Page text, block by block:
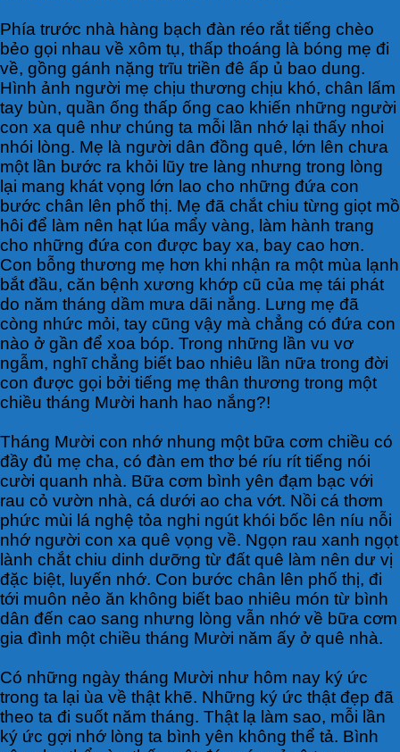
Phía trước nhà hàng bạch đàn réo rắt tiếng chèo
bẻo gọi nhau về xôm tụ, thấp thoáng là bóng mẹ đi
về, gồng gánh nặng trĩu triền đê ấp ủ bao dung.
Hình ảnh người mẹ chịu thương chịu khó, chân lấm
tay bùn, quần ống thấp ống cao khiến những người
con xa quê như chúng ta mỗi lần nhớ lại thấy nhoi
nhói lòng. Mẹ là người dân đồng quê, lớn lên chưa
một lần bước ra khỏi lũy tre làng nhưng trong lòng
lại mang khát vọng lớn lao cho những đứa con
bước chân lên phố thị. Mẹ đã chắt chiu từng giọt mồ
hôi để làm nên hạt lúa mẩy vàng, làm hành trang
cho những đứa con được bay xa, bay cao hơn.
Con bỗng thương mẹ hơn khi nhận ra một mùa lạnh
bắt đầu, căn bệnh xương khớp cũ của mẹ tái phát
do năm tháng dầm mưa dãi nắng. Lưng mẹ đã
còng nhức mỏi, tay cũng vậy mà chẳng có đứa con
nào ở gần để xoa bóp. Trong những lần vu vơ
ngẫm, nghĩ chẳng biết bao nhiêu lần nữa trong đời
con được gọi bởi tiếng mẹ thân thương trong một
chiều tháng Mười hanh hao nắng?!
Tháng Mười con nhớ nhung một bữa cơm chiều có
đầy đủ mẹ cha, có đàn em thơ bé ríu rít tiếng nói
cười quanh nhà. Bữa cơm bình yên đạm bạc với
rau cỏ vườn nhà, cá dưới ao cha vớt. Nồi cá thơm
phức mùi lá nghệ tỏa nghi ngút khói bốc lên níu nỗi
nhớ người con xa quê vọng về. Ngọn rau xanh ngọt
lành chắt chiu dinh dưỡng từ đất quê làm nên dư vị
đặc biệt, luyến nhớ. Con bước chân lên phố thị, đi
tới muôn nẻo ăn không biết bao nhiêu món từ bình
dân đến cao sang nhưng lòng vẫn nhớ về bữa cơm
gia đình một chiều tháng Mười năm ấy ở quê nhà.
Có những ngày tháng Mười như hôm nay ký ức
trong ta lại ùa về thật khẽ. Những ký ức thật đẹp đã
theo ta đi suốt năm tháng. Thật lạ làm sao, mỗi lần
ký ức gợi nhớ lòng ta bình yên không thể tả. Bình